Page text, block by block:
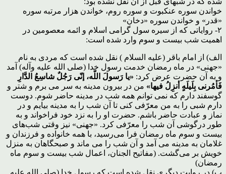
خواندن سوره عنکبوت و سوره روم، خواندن هزار مرتبه سوره
«قدر» و خواندن سوره «دخان»
۲- روایاتی که از سیره سول گرامی اسلام و ائمه معصومین در
اهمیت شب بیست و سوم وارد شده است:
الف) از امام باقر (علیه السلام ) نقل شده است که مردى به نام
«جهنى» در ماه رمضان خدمت رسول خدا (صلى الله علیه وآله) آمد
و به آن حضرت عرض کرد: «یا رَسولَ اللّه، إنّی رَجُلٌ شاسِعُ الدَّارِ
فَأمُرنی بِلَیلَهٍ أنزِلُ فیها» من در بیرون مدینه به سر مى برم و شتر و
گوسفند دارم که نمى توانم همه شب در مدینه حاضر شوم. دوست
دارم شبى را به من معرّفى کنى تا آن شب را به مدینه بیایم و در
نماز و عبادت حاضر باشم. حضرت او را به نزد خود فراخواند و به
طور درگوشى آن شب را معرّفى کرد. «جهنى» نیز وقتى شب‌هاى
بیست و سوم ماه رمضان فرا مى‌رسید، با همه خانواده و فرزندان و
غلامان به مدینه مى آمد و آن شب را مى ماند و صبحگاهان به منزل
خویش بر مى‌گشت. (مفاتیح الجنان، اعمال شب بیست و سوم ماه
رمضان)
ب‌) در روایت دیگرى نقل شده است که رسول خدا (صلى الله علیه